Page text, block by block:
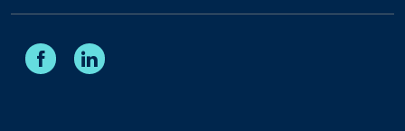
Facebook